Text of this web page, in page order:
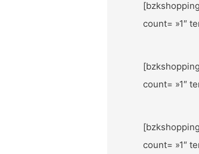
count= »1″
count= »1″
count= »1″